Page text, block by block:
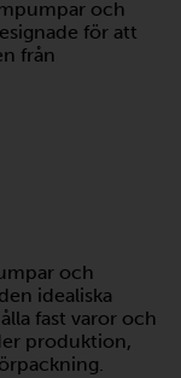
och
för att
från
och
idealiska
fast varor och
produktion,